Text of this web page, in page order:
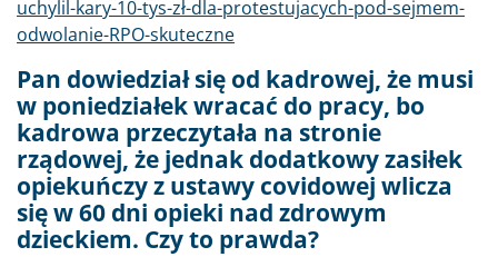
uchylil-kary-10-tys-zł-dla-protestujacych-pod-sejmem-
odwolanie-RPO-skuteczne
Pan dowiedział się od kadrowej, że musi
w poniedziałek wracać do pracy, bo
kadrowa przeczytała na stronie
rządowej, że jednak dodatkowy zasiłek
opiekuńczy z ustawy covidowej wlicza
się w 60 dni opieki nad zdrowym
dzieckiem. Czy to prawda?